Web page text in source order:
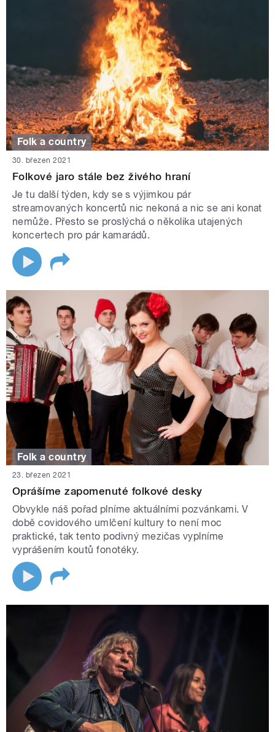
Folk a country
30. březen 2021
Folkové jaro stále bez živého hraní
Je tu další týden, kdy se s výjimkou pár
streamovaných koncertů nic nekoná a nic se ani konat
nemůže. Přesto se proslýchá o několika utajených
koncertech pro pár kamarádů.
Folk a country
23. březen 2021
Oprášíme zapomenuté folkové desky
Obvykle náš pořad plníme aktuálními pozvánkami. V
době covidového umlčení kultury to není moc
praktické, tak tento podivný mezičas vyplníme
vyprášením koutů fonotéky.